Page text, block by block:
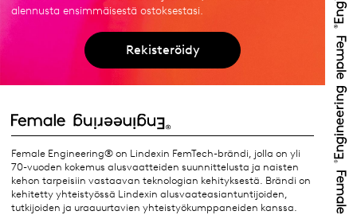
alennusta ensimmäisestä ostoksestasi.
Rekisteröidy
Female Engineering® on Lindexin FemTech-brändi, jolla on yli
70-vuoden kokemus alusvaatteiden suunnittelusta ja naisten
kehon tarpeisiin vastaavan teknologian kehityksestä. Brändi on
kehitetty yhteistyössä Lindexin alusvaateasiantuntijoiden,
tutkijoiden ja uraauurtavien yhteistyökumppaneiden kanssa.